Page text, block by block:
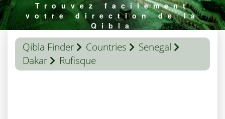
Trouvez facilement
votre direction de la
Qibla
Qibla Finder Countries
Senegal
Dakar
Rufisque